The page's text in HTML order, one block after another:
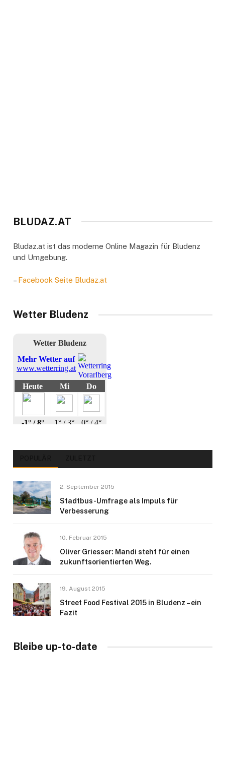
BLUDAZ.AT
Bludaz.at ist das moderne Online Magazin für Bludenz
und Umgebung.
– Facebook Seite Bludaz.at
Wetter Bludenz
2. September 2015
Stadtbus-Umfrage als Impuls für
Verbesserung
10. Februar 2015
Oliver Griesser: Mandi steht für einen
zukunftsorientierten Weg.
19. August 2015
Street Food Festival 2015 in Bludenz – ein
Fazit
Bleibe up-to-date